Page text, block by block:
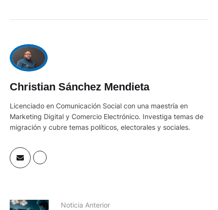
Christian Sánchez Mendieta
Licenciado en Comunicación Social con una maestría en
Marketing Digital y Comercio Electrónico. Investiga temas de
migración y cubre temas políticos, electorales y sociales.
Noticia Anterior